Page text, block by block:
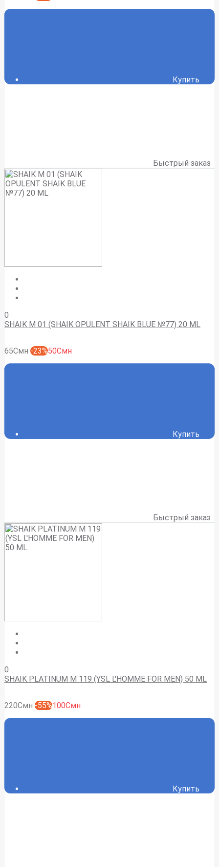
Купить
Быстрый заказ
0
SHAIK M 01 (SHAIK OPULENT SHAIK BLUE №77) 20 ML
65Смн -23%50Смн
Купить
Быстрый заказ
0
SHAIK PLATINUM M 119 (YSL L'HOMME FOR MEN) 50 ML
220Смн -55%100Смн
Купить